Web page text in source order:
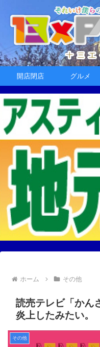
開店閉店 グルメ
ホーム その他
読売テレビ「かん
炎上したみたい。
その他